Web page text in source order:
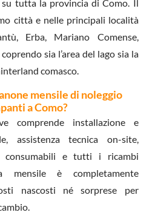
su tutta la provincia di Como. Il
città e nelle principali località
Erba, Mariano Comense,
sia l’area del lago sia la
comasco.
mensile di noleggio
a Como?
comprende installazione e
assistenza tecnica on-site,
e tutti i ricambi
mensile è completamente
nascosti né sorprese per